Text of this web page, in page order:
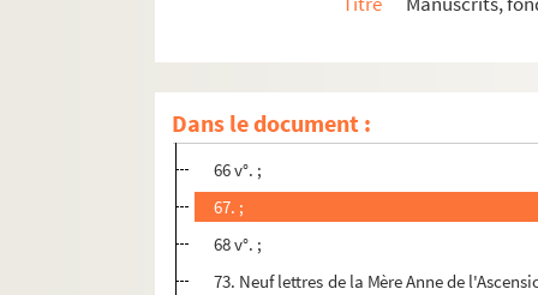
Dans le document :
63 v°. ;
64. ;
65. ;
66 v°. ;
67. ;
68 v°. ;
73. Neuf lettres de la Mère Anne de